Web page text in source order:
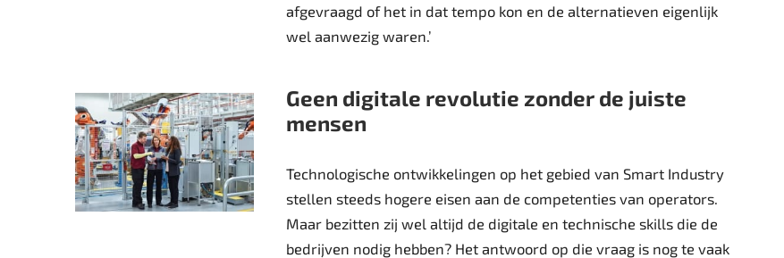
afgevraagd of het in dat tempo kon en de alternatieven eigenlijk
wel aanwezig waren.’
Geen digitale revolutie zonder de juiste
mensen
Technologische ontwikkelingen op het gebied van Smart Industry
stellen steeds hogere eisen aan de competenties van operators.
Maar bezitten zij wel altijd de digitale en technische skills die de
bedrijven nodig hebben? Het antwoord op die vraag is nog te vaak